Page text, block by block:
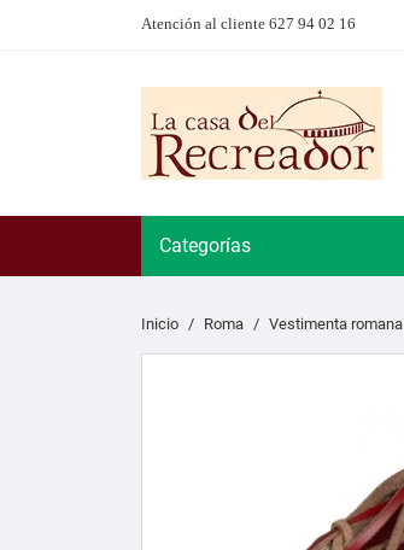
Atención al cliente 627 94 02 16
Categorías
Inicio Roma Vestimenta romana